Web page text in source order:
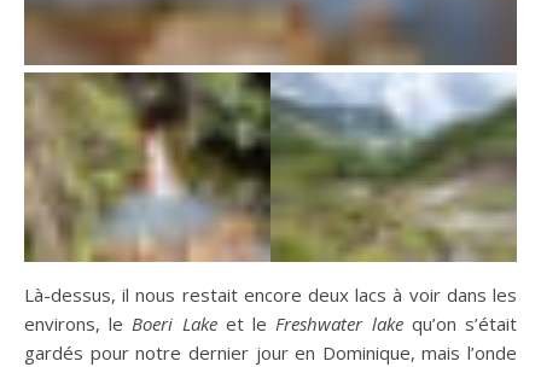
Là-dessus, il nous restait encore deux lacs à voir dans les
environs, le Boeri Lakeet le Freshwater lakequ’on s’était
gardés pour notre dernier jour en Dominique, mais l’onde